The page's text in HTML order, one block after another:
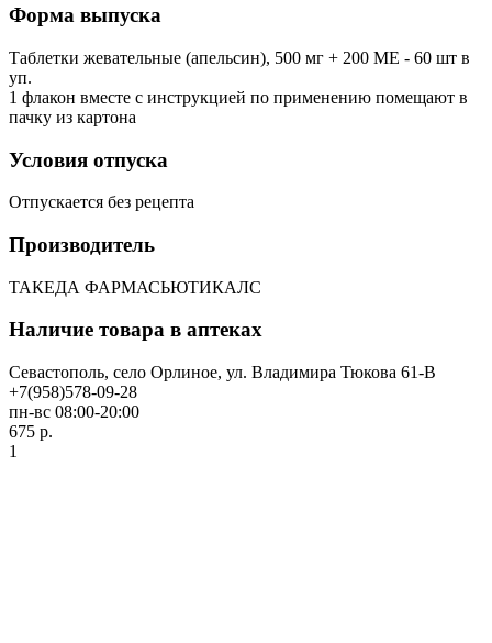
Форма выпуска
Таблетки жевательные (апельсин), 500 мг + 200 ME - 60 шт в
уп.
1 флакон вместе с инструкцией по применению помещают в
пачку из картона
Условия отпуска
Отпускается без рецепта
Производитель
ТАКЕДА ФАРМАСЬЮТИКАЛС
Наличие товара в аптеках
Севастополь, село Орлиное, ул. Владимира Тюкова 61-В
+7(958)578-09-28
пн-вс 08:00-20:00
675 р.
1